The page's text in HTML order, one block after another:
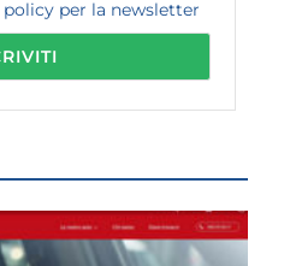
per la newsletter